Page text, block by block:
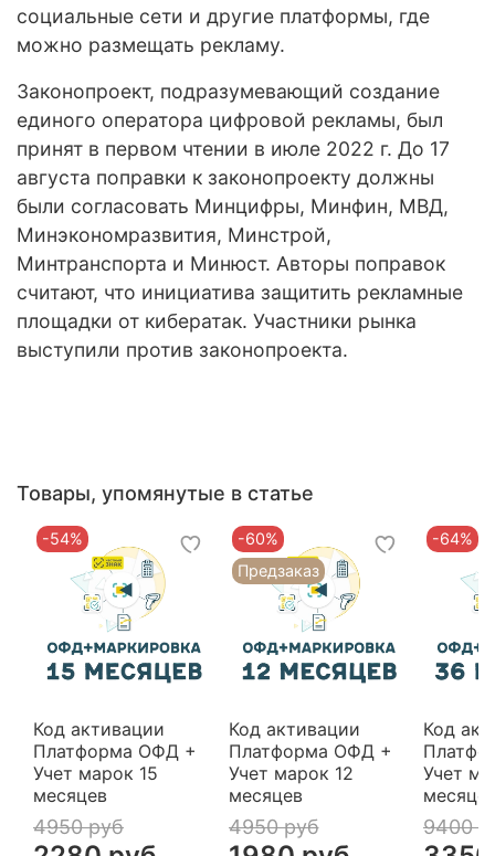
социальные сети и другие платформы, где
можно размещать рекламу.
Законопроект, подразумевающий создание
единого оператора цифровой рекламы, был
принят в первом чтении в июле 2022 г. До 17
августа поправки к законопроекту должны
были согласовать Минцифры, Минфин, МВД,
Минэкономразвития, Минстрой,
Минтранспорта и Минюст. Авторы поправок
считают, что инициатива защитить рекламные
площадки от кибератак. Участники рынка
выступили против законопроекта.
Товары, упомянутые в статье
-54%
Код активации
Платформа ОФД +
Учет марок 15
месяцев
4950 руб
-60%
Предзаказ
Код активации
Платформа ОФД +
Учет марок 12
месяцев
4950 руб
-64%
Код
Учет
9400